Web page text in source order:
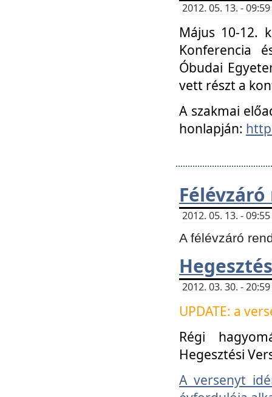
2012. 05. 13. -
Május 10-12.
Konferencia
Óbudai
vett részt a
A szakmai
honlapján:
2012. 05. 13. -
A félévzáró
2012. 03. 30. -
UPDATE: a
Régi
Hegesztési
A versenyt